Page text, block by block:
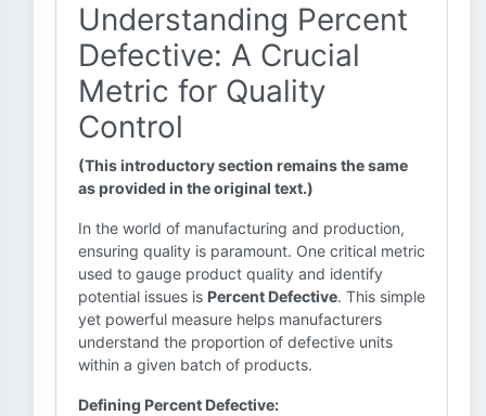
Understanding Percent
Defective: A Crucial
Metric for Quality
Control
(This introductory section remains the same
as provided in the original text.)
In the world of manufacturing and production,
ensuring quality is paramount. One critical metric
used to gauge product quality and identify
potential issues is Percent Defective. This simple
yet powerful measure helps manufacturers
understand the proportion of defective units
within a given batch of products.
Defining Percent Defective: